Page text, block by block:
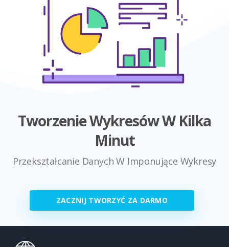
Tworzenie Wykresów W Kilka
Minut
Przekształcanie Danych W Imponujące Wykresy
ZACZNIJ TWORZYĆ ZA DARMO